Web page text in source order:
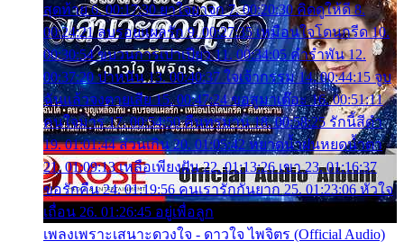
สุดท้าย 6. 00:17:30 ยาใจยาจก 7. 00:20:30 คิดดูให้ดี 8.
00:24:21 ลบรอยแผลรัก 9. 00:27:35 เหมือนใจโดนกรีด 10.
00:30:54 ขบวนการเปาเปียว 11. 00:34:05 คำรำพัน 12.
00:37:20 ปาหนัน 13. 00:40:37 ใจเจ้ากรรม 14. 00:44:15 จูบ
ฉันแล้วจงตายเสีย 15. 00:47:24 ขอสูมาเต๊อะ 16. 00:51:11
คนใจมาร 17. 00:54:50 คืนทรมาน 18. 00:58:25 รักนี้สีดำ
19. 01:01:44 ส่วนเกิน 20. 01:05:42 หยาดน้ำฝนหยดน้ำตา
21. 01:09:13 เหลือเพียงฝัน 22. 01:13:26 เขา 23. 01:16:37
ขอรักคืน 24. 01:19:56 คนเรารักกันยาก 25. 01:23:06 หัวใจ
เถื่อน 26. 01:26:45 อยู่เพื่อลูก
เพลงเพราะเสนาะดวงใจ - ดาวใจ ไพจิตร (Official Audio)